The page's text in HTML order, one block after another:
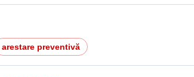
arestare preventivă